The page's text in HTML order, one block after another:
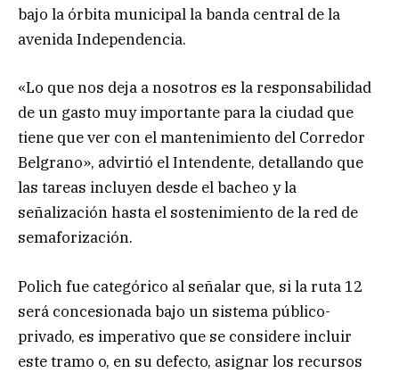
bajo la órbita municipal la banda central de la
avenida Independencia.
«Lo que nos deja a nosotros es la responsabilidad
de un gasto muy importante para la ciudad que
tiene que ver con el mantenimiento del Corredor
Belgrano», advirtió el Intendente, detallando que
las tareas incluyen desde el bacheo y la
señalización hasta el sostenimiento de la red de
semaforización.
Polich fue categórico al señalar que, si la ruta 12
será concesionada bajo un sistema público-
privado, es imperativo que se considere incluir
este tramo o, en su defecto, asignar los recursos